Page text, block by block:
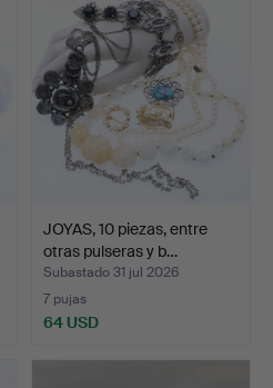
JOYAS, 10 piezas, entre
otras pulseras y b…
Subastado 31 jul 2026
7 pujas
64 USD